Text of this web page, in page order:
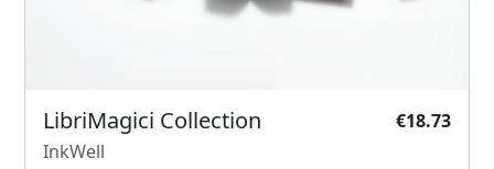
LibriMagici Collection
InkWell
€18.73